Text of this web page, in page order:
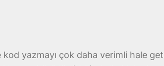
yazmayı çok daha verimli hale